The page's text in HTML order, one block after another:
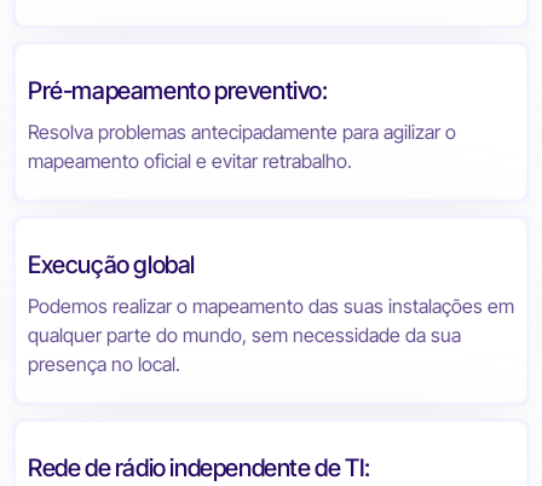
Pré-mapeamento preventivo:
Resolva problemas antecipadamente para agilizar o
mapeamento oficial e evitar retrabalho.
Execução global
Podemos realizar o mapeamento das suas instalações em
qualquer parte do mundo, sem necessidade da sua
presença no local.
Rede de rádio independente de TI: